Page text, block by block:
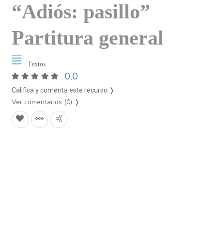
“Adiós: pasillo”
Partitura general
Textos
0,0
Califica y comenta este recurso ❭
Ver comentarios (0) ❭